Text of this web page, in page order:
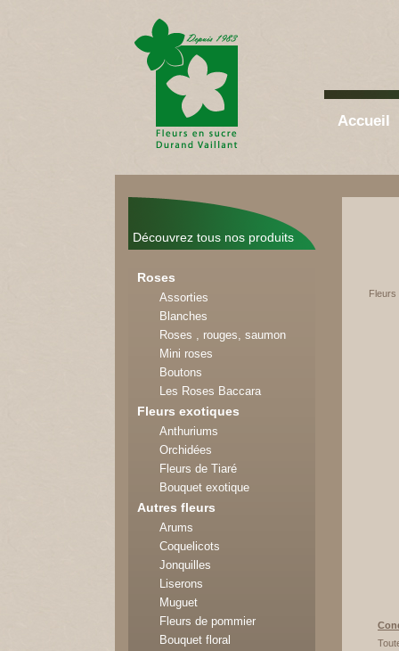
Accueil
Découvrez tous nos produits
Roses
Assorties
Blanches
Roses , rouges, saumon
Mini roses
Boutons
Les Roses Baccara
Fleurs exotiques
Anthuriums
Orchidées
Fleurs de Tiaré
Bouquet exotique
Autres fleurs
Arums
Coquelicots
Jonquilles
Liserons
Muguet
Fleurs de pommier
Bouquet floral
Fleurs